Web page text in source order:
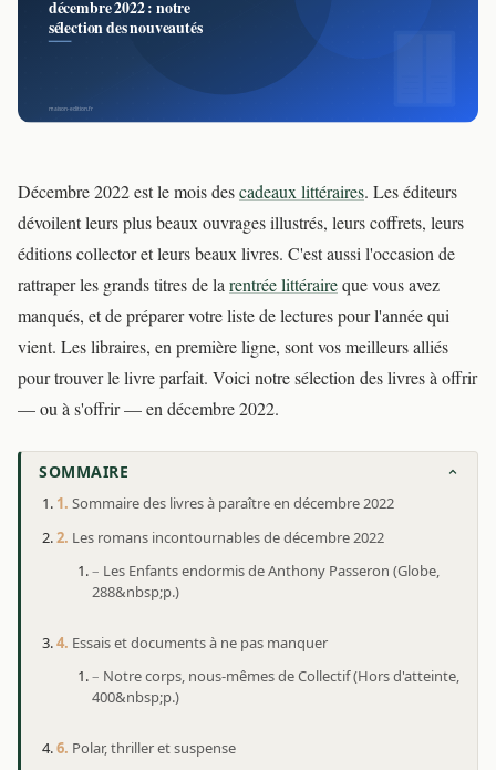
Décembre 2022 est le mois descadeaux littéraires. Les éditeurs
dévoilent leurs plus beaux ouvrages illustrés, leurs coffrets, leurs
éditions collector et leurs beaux livres. C'est aussi l'occasion de
rattraper les grands titres de larentrée littéraireque vous avez
manqués, et de préparer votre liste de lectures pour l'année qui
vient. Les libraires, en première ligne, sont vos meilleurs alliés
pour trouver le livre parfait. Voici notre sélection des livres à offrir
— ou à s'offrir — en décembre 2022.
SOMMAIRE
Sommaire des livres à paraître en décembre 2022
Les romans incontournables de décembre 2022
Les Enfants endormis de Anthony Passeron (Globe,
288&nbsp;p.)
Essais et documents à ne pas manquer
Notre corps, nous-mêmes de Collectif (Hors d'atteinte,
400&nbsp;p.)
Polar, thriller et suspense